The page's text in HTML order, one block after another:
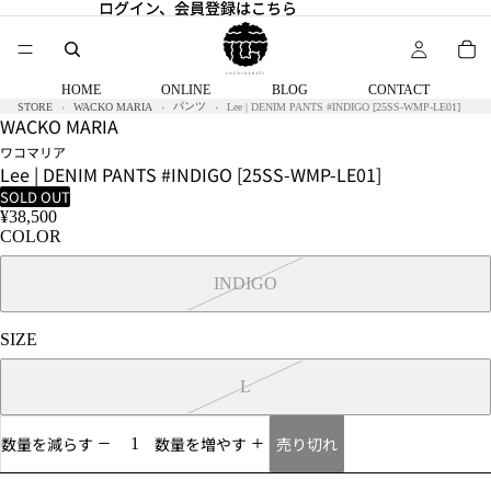
ログイン、会員登録はこちら
ログイン、会員登録はこちら
HOME ONLINE BLOG CONTACT
STORE WACKO MARIA パンツ Lee | DENIM PANTS #INDIGO [25SS-WMP-LE01]
WACKO MARIA
ワコマリア
Lee | DENIM PANTS #INDIGO [25SS-WMP-LE01]
SOLD OUT
¥38,500
COLOR
INDIGO
SIZE
L
数量を減らす 数量を増やす 売り切れ